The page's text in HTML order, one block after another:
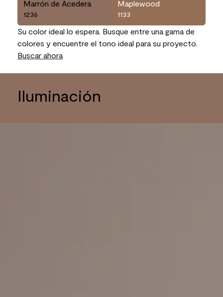
Marrón de Acedera
1236
Maplewood
1133
Su color ideal lo espera. Busque entre una gama de
colores y encuentre el tono ideal para su proyecto.
Buscar ahora
Iluminación